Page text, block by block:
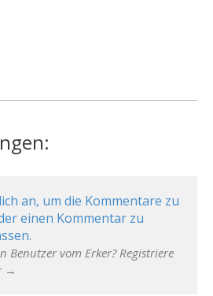
an, um die Kommentare zu
einen Kommentar zu
Benutzer vom Erker? Registriere
→